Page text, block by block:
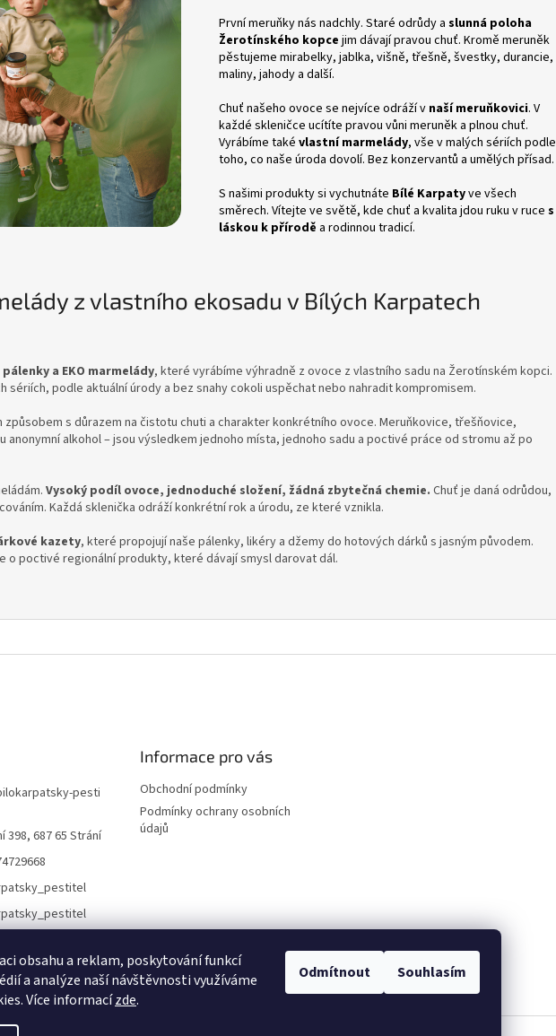
obsahu a reklam, poskytování funkcí
a analýze naší návštěvnosti využíváme
Více informacízde.
Odmítnout Souhlasím
První meruňky nás nadchly. Staré odrůdy a slunná poloha
Žerotínského kopce jim dávají pravou chuť. Kromě meruněk
pěstujeme mirabelky, jablka, višně, třešně, švestky, durancie,
maliny, jahody a další.
Chuť našeho ovoce se nejvíce odráží v naší meruňkovici. V
každé skleničce ucítíte pravou vůni meruněk a plnou chuť.
Vyrábíme také vlastní marmelády, vše v malých sériích podle
toho, co naše úroda dovolí. Bez konzervantů a umělých přísad.
S našimi produkty si vychutnáte Bílé Karpatyve všech
směrech. Vítejte ve světě, kde chuť a kvalita jdou ruku v ruce s
láskou k přírodě a rodinnou tradicí.
z vlastního ekosadu v Bílých Karpatech
a EKO marmelády, které vyrábíme výhradně z ovoce z vlastního sadu na Žerotínském kopci.
sériích, podle aktuální úrody a bez snahy cokoli uspěchat nebo nahradit kompromisem.
s důrazem na čistotu chuti a charakter konkrétního ovoce. Meruňkovice, třešňovice,
anonymní alkohol – jsou výsledkem jednoho místa, jednoho sadu a poctivé práce od stromu až po
Vysoký podíl ovoce, jednoduché složení, žádná zbytečná chemie. Chuť je daná odrůdou,
Každá sklenička odráží konkrétní rok a úrodu, ze které vznikla.
kazety, které propojují naše pálenky, likéry a džemy do hotových dárků s jasným původem.
o poctivé regionální produkty, které dávají smysl darovat dál.
pesti
398, 687 65 Strání
Informace pro vás
Obchodní podmínky
Podmínky ochrany osobních
údajů
Lokality